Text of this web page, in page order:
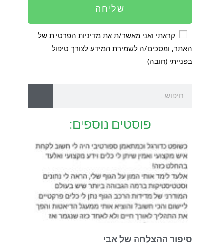
שליחה
קראתי ואני מאשר/ת את מדיניות הפרטיות של
האתר, ומסכים/ה לשמירת המידע לצורך טיפול
בפנייתי (חובה)
פוסטים נוספים:
סיפור ההצלחה של אבי